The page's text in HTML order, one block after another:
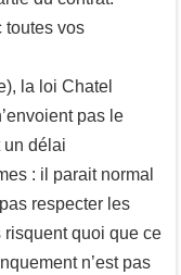
toutes vos
la loi Chatel
pas le
un délai
: il parait normal
respecter les
risquent quoi que ce
n’est pas